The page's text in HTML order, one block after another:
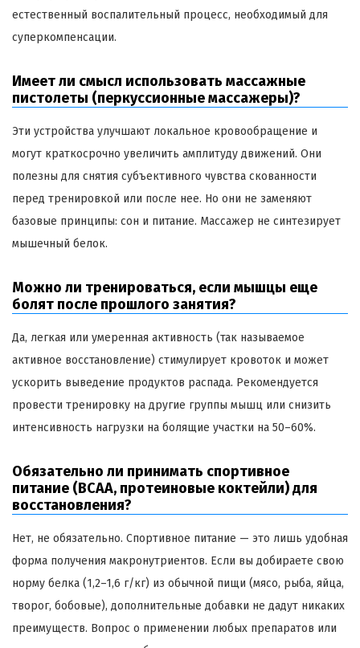
естественный воспалительный процесс, необходимый для
суперкомпенсации.
Имеет ли смысл использовать массажные
пистолеты (перкуссионные массажеры)?
Эти устройства улучшают локальное кровообращение и
могут краткосрочно увеличить амплитуду движений. Они
полезны для снятия субъективного чувства скованности
перед тренировкой или после нее. Но они не заменяют
базовые принципы: сон и питание. Массажер не синтезирует
мышечный белок.
Можно ли тренироваться, если мышцы еще
болят после прошлого занятия?
Да, легкая или умеренная активность (так называемое
активное восстановление) стимулирует кровоток и может
ускорить выведение продуктов распада. Рекомендуется
провести тренировку на другие группы мышц или снизить
интенсивность нагрузки на болящие участки на 50–60%.
Обязательно ли принимать спортивное
питание (BCAA, протеиновые коктейли) для
восстановления?
Нет, не обязательно. Спортивное питание — это лишь удобная
форма получения макронутриентов. Если вы добираете свою
норму белка (1,2–1,6 г/кг) из обычной пищи (мясо, рыба, яйца,
творог, бобовые), дополнительные добавки не дадут никаких
преимуществ. Вопрос о применении любых препаратов или